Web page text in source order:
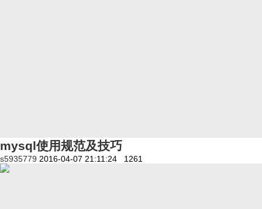
mysql使用规范及技巧
s5935779 2016-04-07 21:11:24 1261